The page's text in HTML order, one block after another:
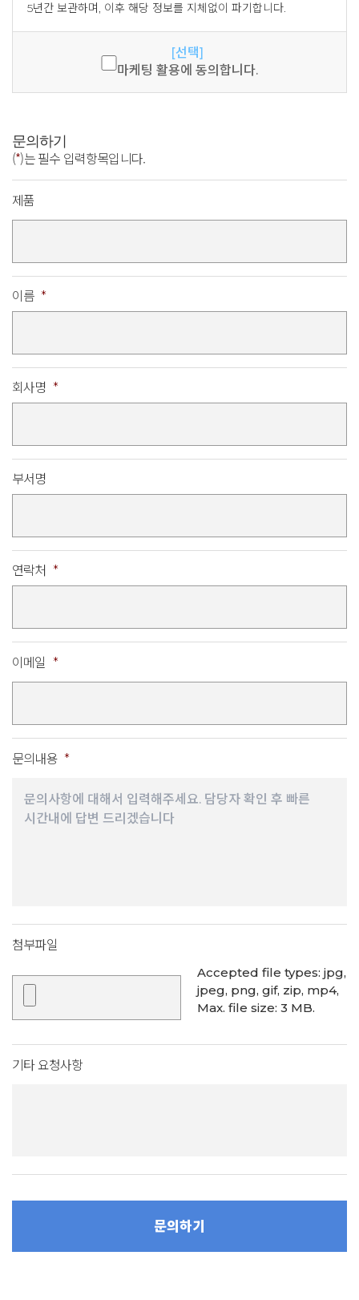
5년간 보관하며, 이후 해당 정보를 지체없이 파기합니다.
[선택]
마케팅 활용에 동의합니다.
문의하기
(*)는 필수 입력항목입니다.
제품
이름 *
회사명 *
부서명
연락처 *
이메일 *
문의내용 *
첨부파일
Accepted file types: jpg,
jpeg, png, gif, zip, mp4,
Max. file size: 3 MB.
기타 요청사항